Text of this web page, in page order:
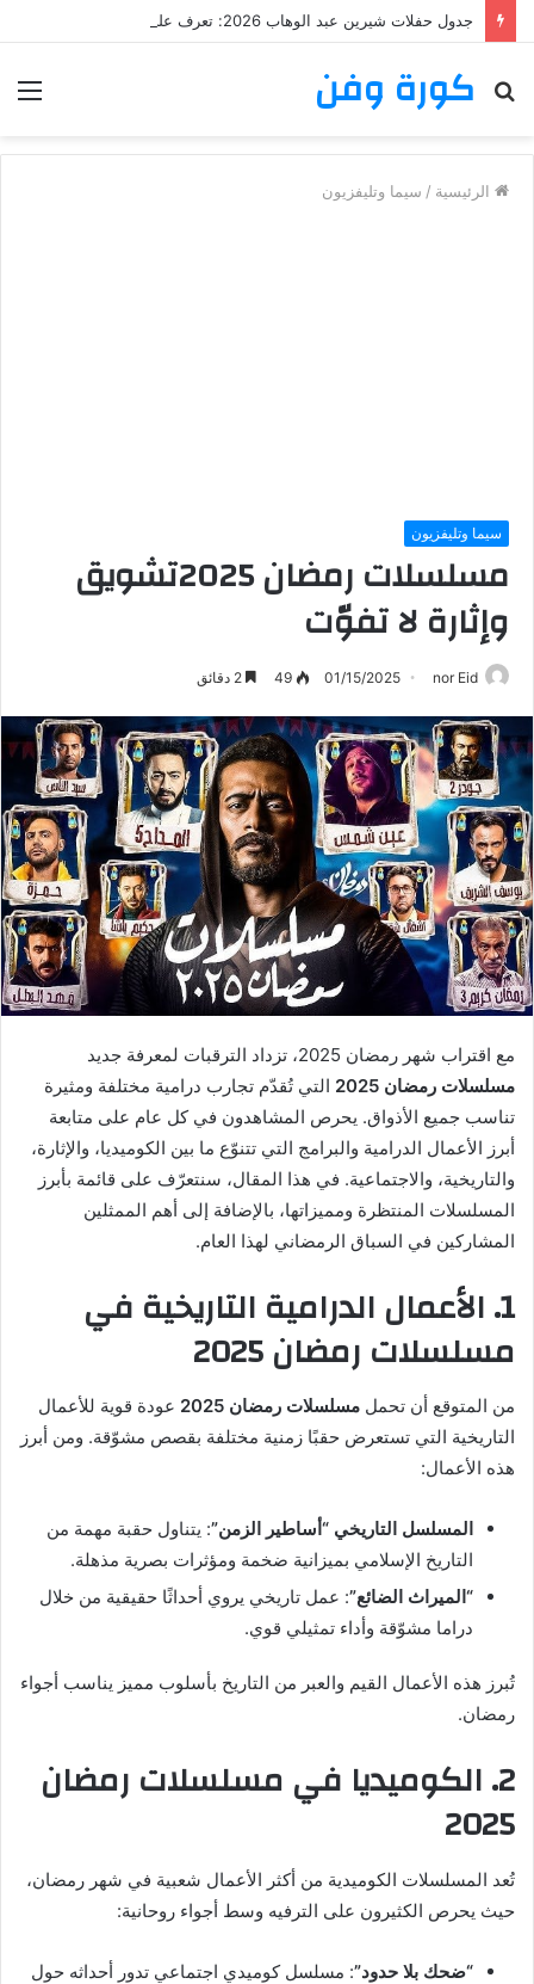
كورة وفن
بحث
الرئيسية / سيما وتليفزيون
سيما وتليفزيون
مسلسلات رمضان 2025تشويق
وإثارة لا تفوّت
nor Eid
01/15/2025
49
مع اقتراب شهر رمضان 2025، تزداد الترقبات لمعرفة جديد
مسلسلات رمضان 2025
التي تُقدّم تجارب درامية مختلفة ومثيرة
تناسب جميع الأذواق. يحرص المشاهدون في كل عام على متابعة
أبرز الأعمال الدرامية والبرامج التي تتنوّع ما بين الكوميديا، والإثارة،
والتاريخية، والاجتماعية. في هذا المقال، سنتعرّف على قائمة بأبرز
المسلسلات المنتظرة ومميزاتها، بالإضافة إلى أهم الممثلين
المشاركين في السباق الرمضاني لهذا العام.
1. الأعمال الدرامية التاريخية في
مسلسلات رمضان 2025
من المتوقع أن تحمل مسلسلات رمضان 2025
عودة قوية للأعمال
التاريخية التي تستعرض حقبًا زمنية مختلفة بقصص مشوّقة. ومن أبرز
هذه الأعمال:
المسلسل التاريخي “أساطير الزمن”: يتناول حقبة مهمة من
التاريخ الإسلامي بميزانية ضخمة ومؤثرات بصرية مذهلة.
“الميراث الضائع”: عمل تاريخي يروي أحداثًا حقيقية من خلال
دراما مشوّقة وأداء تمثيلي قوي.
تُبرز هذه الأعمال القيم والعبر من التاريخ بأسلوب مميز يناسب أجواء
رمضان.
2. الكوميديا في مسلسلات رمضان
2025
تُعد المسلسلات الكوميدية من أكثر الأعمال شعبية في شهر رمضان،
حيث يحرص الكثيرون على الترفيه وسط أجواء روحانية:
“ضحك بلا حدود”: مسلسل كوميدي اجتماعي تدور أحداثه حول